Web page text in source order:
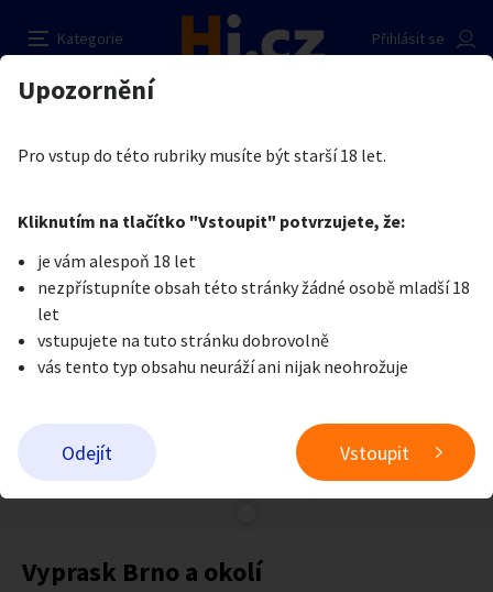
Kategorie
Přihlásit se
Auto-moto
Reality a bydlení Seznamka
Zvířata
Stroje a nářadí PC a elektro Sport a hobby
Sběratelství
Přidat inzerát
Erotika
Je nám líto, ale tenhle inzerát již není aktuální.
Vyprask Brno a okolí
Vyprask Brno a okolí
Kupující
Pošlete uživateli zprávu
Nahlásit inzerát
Upozornění
Pro vstup do této rubriky musíte být starší 18 let.
Kliknutím na tlačítko "Vstoupit" potvrzujete, že:
je vám alespoň 18 let
nezpřístupníte obsah této stránky žádné osobě mladší 18
let
vstupujete na tuto stránku dobrovolně
vás tento typ obsahu neuráží ani nijak neohrožuje
Odejít Vstoupit